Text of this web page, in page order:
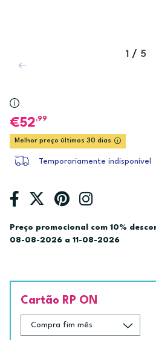
1 / 5
52,99
Melhor preço últimos 30 dias
Temporariamente indisponível
Preço promocional com 10%
08-08-2026 a 11-08-2026
Cartão RP ON